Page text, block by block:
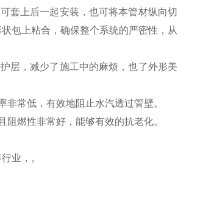
上后一起安装，也可将本管材纵向切
包上粘合，确保整个系统的严密性，从
，减少了施工中的麻烦，也了外形美
常低，有效地阻止水汽透过管壁。
燃性非常好，能够有效的抗老化。
业，。